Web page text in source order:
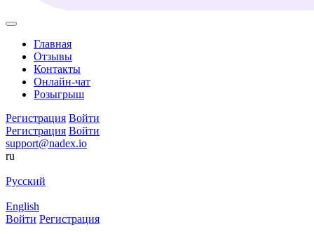
Главная
Отзывы
Контакты
Онлайн-чат
Розыгрыш
Регистрация Войти
Регистрация Войти
support@nadex.io
ru
Русский
English
Войти Регистрация